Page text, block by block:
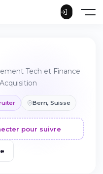
Tech et Finance
Bern, Suisse
pour suivre